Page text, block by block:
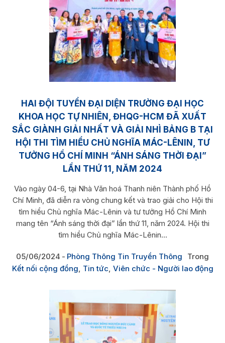
HAI ĐỘI TUYỂN ĐẠI DIỆN TRƯỜNG ĐẠI HỌC
KHOA HỌC TỰ NHIÊN, ĐHQG-HCM ĐÃ XUẤT
SẮC GIÀNH GIẢI NHẤT VÀ GIẢI NHÌ BẢNG B TẠI
HỘI THI TÌM HIỂU CHỦ NGHĨA MÁC-LÊNIN, TƯ
TƯỞNG HỒ CHÍ MINH “ÁNH SÁNG THỜI ĐẠI”
LẦN THỨ 11, NĂM 2024
Vào ngày 04-6, tại Nhà Văn hoá Thanh niên Thành phố Hồ
Chí Minh, đã diễn ra vòng chung kết và trao giải cho Hội thi
tìm hiểu Chủ nghĩa Mác-Lênin và tư tưởng Hồ Chí Minh
mang tên “Ánh sáng thời đại” lần thứ 11, năm 2024. Hội thi
tìm hiểu Chủ nghĩa Mác-Lênin...
05/06/2024 Phòng Thông Tin Truyền Thông
Trong
Kết nối cộng đồng, Tin tức, Viên chức - Người lao động